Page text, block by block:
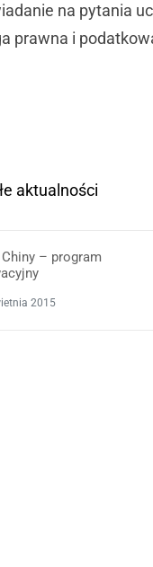
na pytania
prawna i
aktualności
– program
2015